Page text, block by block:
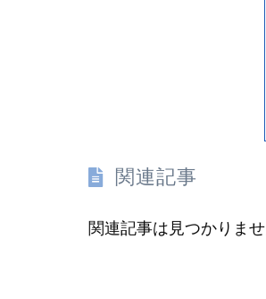
関連記事
関連記事は見つかりませ